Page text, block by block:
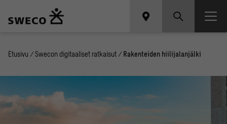
Etusivu / Swecon digitaaliset ratkaisut / Rakenteiden hiilijalanjälki